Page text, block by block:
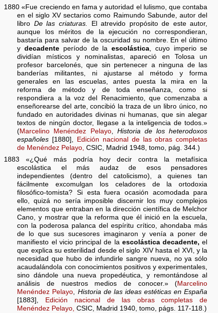
1880 «Fue creciendo en fama y autoridad el lulismo, que contaba
en el siglo XV sectarios como Raimundo Sabunde, autor del
libro De las criaturas.
El atrevido propósito de este autor,
aunque los méritos de la ejecución no correspondieran,
bastaría para salvar de la oscuridad su nombre. En el último
ydecadente período de laescolástica, cuyo imperio se
dividían místicos y nominalistas, apareció en Tolosa un
profesor barcelonés, que sin pertenecer a ninguna de las
banderías militantes, ni ajustarse al método y forma
generales en las escuelas, antes puesta la mira en la
reforma de método y de toda enseñanza, como si
respondiera a la voz del Renacimiento, que comenzaba a
enseñorearse del arte, concibió la traza de un libro único, no
fundado en autoridades divinas ni humanas, que sin alegar
textos de ningún doctor, llegase a la inteligencia de todos.»
(Marcelino Menéndez Pelayo, Historia de los heterodoxos
españoles [1880],
Edición nacional de las obras completas
de Menéndez Pelayo, CSIC, Madrid 1948, tomo, pág. 344.)
1883 «¿Qué más podría hoy decir contra la metafísica
escolástica el más audaz de esos pensadores
independientes (dentro del catolicismo), a quienes tan
fácilmente excomulgan los celadores de la ortodoxia
filosófico-tomista? Si esta fuera ocasión acomodada para
ello, quizá no sería imposible discernir los muy complejos
elementos que entraban en la dirección científica de Melchor
Cano, y mostrar que la reforma que él inició en la escuela,
con la poderosa palanca del espíritu crítico, ahondaba más
de lo que sus sucesores imaginaron y venía a poner de
manifiesto el vicio principal de la escolástica decadente, el
que explica su esterilidad desde el siglo XIV hasta el XVI, y la
necesidad que hubo de infundirle sangre nueva, no ya sólo
acaudalándola con conocimientos positivos y experimentales,
sino dándole una nueva propedéutica, y remontándose al
análisis de nuestros medios de conocer.» (Marcelino
Menéndez Pelayo, Historia de las ideas estéticas en España
[1883],
Edición nacional de las obras completas de
Menéndez Pelayo, CSIC, Madrid 1940, tomo, págs. 117-118.)